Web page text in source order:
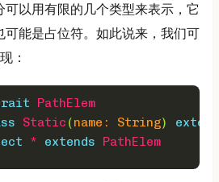
以用有限的几个类型来表示，它
可能是占位符。如此说来，我们可
：
PathElem
Static (name: String)
* extends PathElem